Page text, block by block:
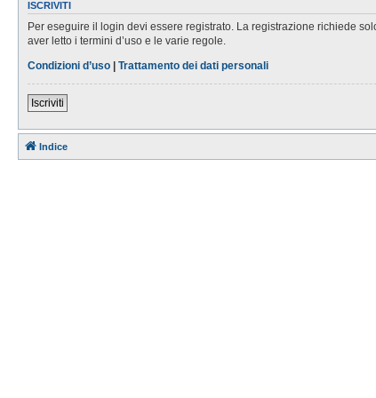
ISCRIVITI
Per eseguire il login devi essere registrato. La registrazione richiede
aver letto i termini d’uso e le varie regole.
Condizioni d’uso | Trattamento dei dati personali
Iscriviti
Indice